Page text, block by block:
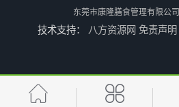
东莞市康隆膳食管理有限公司
技术支持： 八方资源网 免责声明